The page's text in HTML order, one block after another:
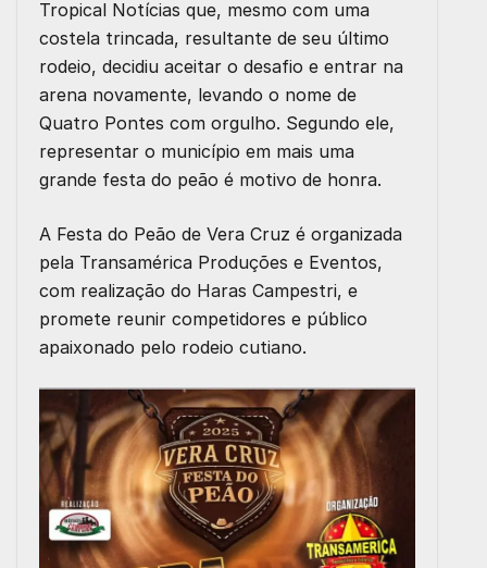
Tropical Notícias que, mesmo com uma
costela trincada, resultante de seu último
rodeio, decidiu aceitar o desafio e entrar na
arena novamente, levando o nome de
Quatro Pontes com orgulho. Segundo ele,
representar o município em mais uma
grande festa do peão é motivo de honra.
A Festa do Peão de Vera Cruz é organizada
pela Transamérica Produções e Eventos,
com realização do Haras Campestri, e
promete reunir competidores e público
apaixonado pelo rodeio cutiano.